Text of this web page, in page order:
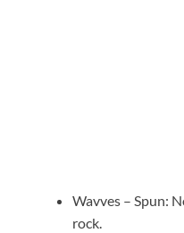
Wavves – Spun:
rock.